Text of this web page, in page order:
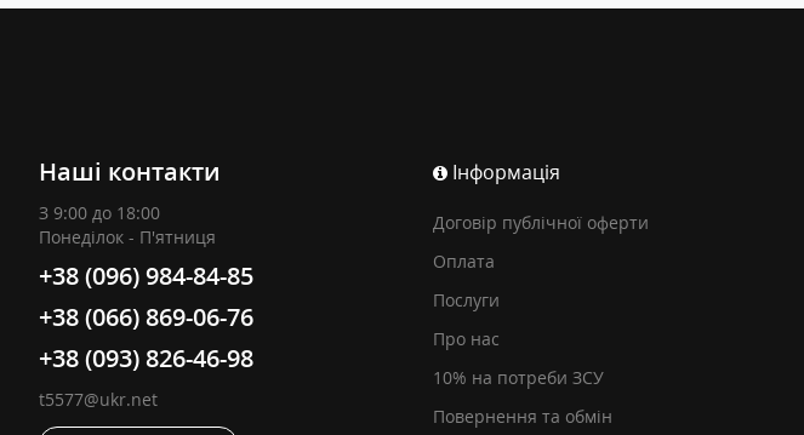
Наші контакти
З 9:00 до 18:00
Понеділок - П'ятниця
+38 (096) 984-84-85
+38 (066) 869-06-76
+38 (093) 826-46-98
t5577@ukr.net
Інформація
Договір публічної оферти
Оплата
Послуги
Про нас
10% на потреби ЗСУ
Повернення та обмін